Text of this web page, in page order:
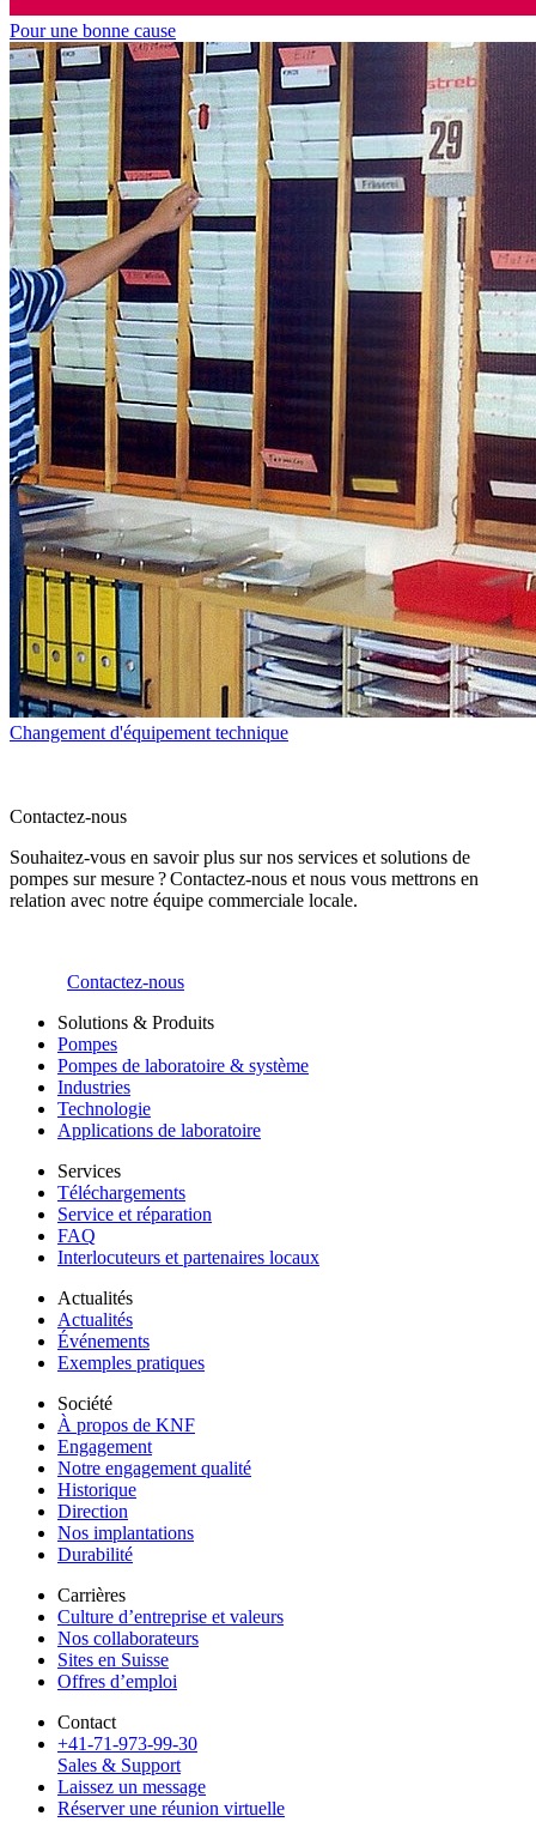
Pour une bonne cause
Changement d'équipement technique
Contactez-nous
Souhaitez-vous en savoir plus sur nos services et solutions de
pompes sur mesure ? Contactez-nous et nous vous mettrons en
relation avec notre équipe commerciale locale.
Contactez-nous
Solutions & Produits
Pompes
Pompes de laboratoire & système
Industries
Technologie
Applications de laboratoire
Services
Téléchargements
Service et réparation
FAQ
Interlocuteurs et partenaires locaux
Actualités
Actualités
Événements
Exemples pratiques
Société
À propos de KNF
Engagement
Notre engagement qualité
Historique
Direction
Nos implantations
Durabilité
Carrières
Culture d’entreprise et valeurs
Nos collaborateurs
Sites en Suisse
Offres d’emploi
Contact
+41-71-973-99-30
Sales & Support
Laissez un message
Réserver une réunion virtuelle